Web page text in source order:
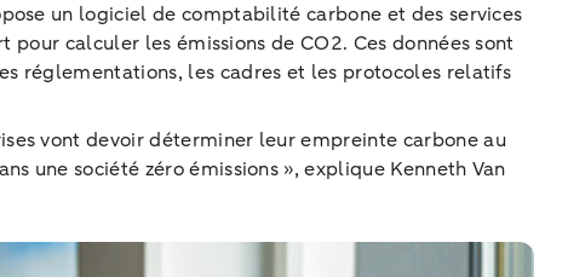
un logiciel de comptabilité carbone et des services
calculer les émissions de CO2. Ces données sont
réglementations, les cadres et les protocoles relatifs
vont devoir déterminer leur empreinte carbone au
une société zéro émissions », explique Kenneth Van